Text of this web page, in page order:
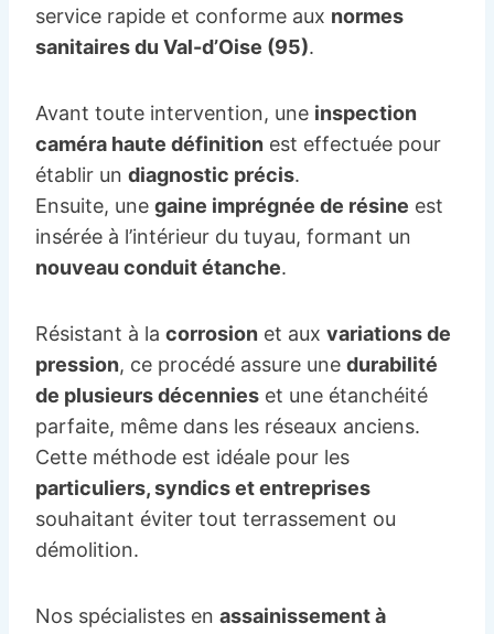
service rapide et conforme aux normes
sanitaires du Val-d’Oise (95).
Avant toute intervention, une inspection
caméra haute définition est effectuée pour
établir un diagnostic précis.
Ensuite, une gaine imprégnée de résine est
insérée à l’intérieur du tuyau, formant un
nouveau conduit étanche.
Résistant à la corrosion et aux variations de
pression, ce procédé assure une durabilité
de plusieurs décennies et une étanchéité
parfaite, même dans les réseaux anciens.
Cette méthode est idéale pour les
particuliers, syndics et entreprises
souhaitant éviter tout terrassement ou
démolition.
Nos spécialistes en assainissement à